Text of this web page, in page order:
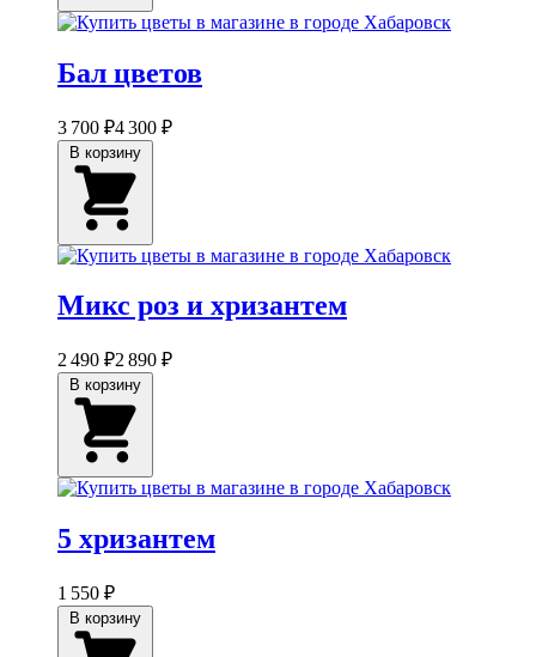
Бал цветов
3 700 ₽4 300 ₽
Микс роз и хризантем
2 490 ₽2 890 ₽
5 хризантем
1 550 ₽